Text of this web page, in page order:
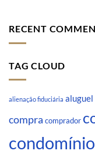
RECENT
TAG CLOUD
alienação fiduciária aluguel
compra comprador